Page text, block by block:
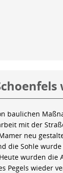
baulichen
mit der
neu
die Sohle
wurden die
Pegels wieder